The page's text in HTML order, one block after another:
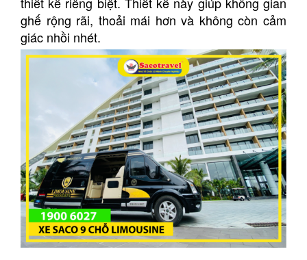
ghế rộng rãi, thoải mái hơn và không còn cảm
giác nhồi nhét.